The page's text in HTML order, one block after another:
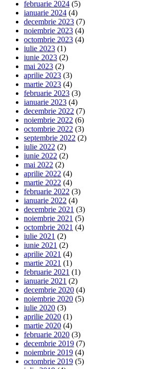
februarie 2024 (5)
ianuarie 2024 (4)
decembrie 2023 (7)
noiembrie 2023 (4)
octombrie 2023 (4)
iulie 2023 (1)
iunie 2023 (2)
mai 2023 (2)
aprilie 2023 (3)
martie 2023 (4)
februarie 2023 (3)
ianuarie 2023 (4)
decembrie 2022 (7)
noiembrie 2022 (6)
octombrie 2022 (3)
septembrie 2022 (2)
iulie 2022 (2)
iunie 2022 (2)
mai 2022 (2)
aprilie 2022 (4)
martie 2022 (4)
februarie 2022 (3)
ianuarie 2022 (4)
decembrie 2021 (3)
noiembrie 2021 (5)
octombrie 2021 (4)
iulie 2021 (2)
iunie 2021 (2)
aprilie 2021 (4)
martie 2021 (1)
februarie 2021 (1)
ianuarie 2021 (2)
decembrie 2020 (4)
noiembrie 2020 (5)
iulie 2020 (3)
aprilie 2020 (1)
martie 2020 (4)
februarie 2020 (3)
decembrie 2019 (7)
noiembrie 2019 (4)
octombrie 2019 (5)